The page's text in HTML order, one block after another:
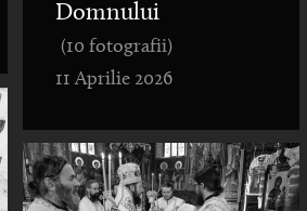
Domnului
(10 fotografii)
11 Aprilie 2026